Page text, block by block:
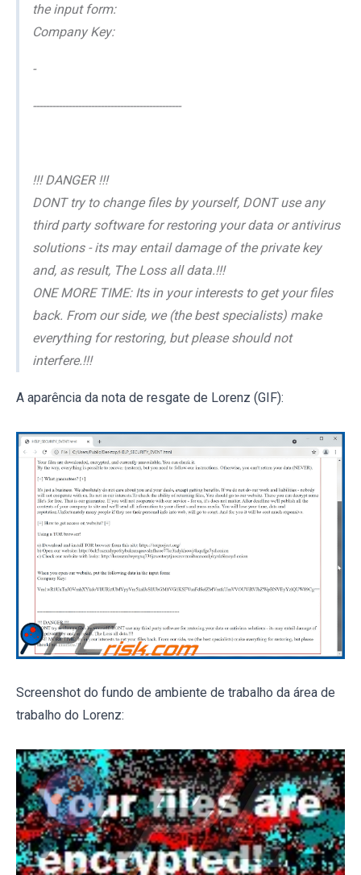
the input form:
Company Key:
-
----------------------------------------------
!!! DANGER !!!
DONT try to change files by yourself, DONT use any
third party software for restoring your data or antivirus
solutions - its may entail damage of the private key
and, as result, The Loss all data.!!!
ONE MORE TIME: Its in your interests to get your files
back. From our side, we (the best specialists) make
everything for restoring, but please should not
interfere.!!!
A aparência da nota de resgate de Lorenz (GIF):
Screenshot do fundo de ambiente de trabalho da área de
trabalho do Lorenz: